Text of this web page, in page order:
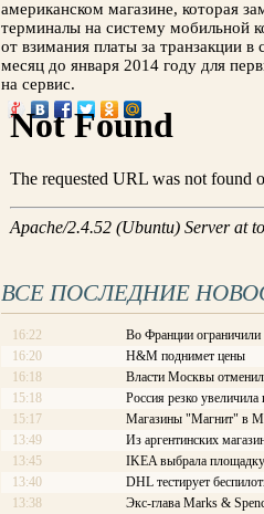
американском магазине, которая
терминалы на систему мобильной
от взимания платы за транзакции
месяц до января 2014 году для
на сервис.
ВСЕ ПОСЛЕДНИЕ
16:22
Во Франции ограничили
16:20
H&M поднимет цены
16:18
Власти Москвы
15:18
Россия резко
15:17
Магазины "Магнит" в
13:49
Из аргентинских
13:45
IKEA выбрала
13:40
DHL тестирует
13:38
Экс-глава Marks &